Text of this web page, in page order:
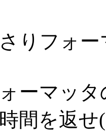
りフォ
ーマッ
間を返